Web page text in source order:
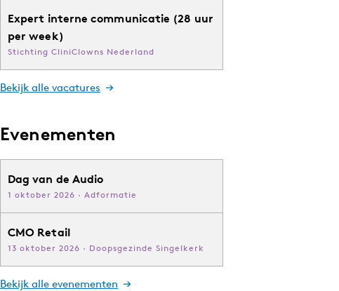
Expert interne communicatie (28 uur
per week)
Stichting CliniClowns Nederland
Bekijk alle vacatures
Evenementen
Dag van de Audio
1 oktober 2026 · Adformatie
CMO Retail
13 oktober 2026 · Doopsgezinde Singelkerk
Bekijk alle evenementen